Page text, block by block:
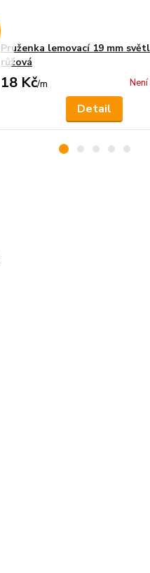
Pruženka lemovací 19 mm
růžová
18 Kč/m
Detail